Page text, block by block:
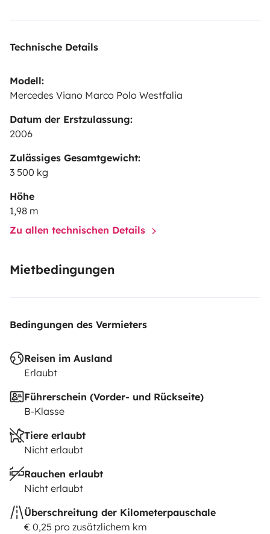
Technische Details
Modell:
Mercedes Viano Marco Polo Westfalia
Datum der Erstzulassung:
2006
Zulässiges Gesamtgewicht:
3 500 kg
Höhe
1,98 m
Zu allen technischen Details
Mietbedingungen
Bedingungen des Vermieters
Reisen im Ausland
Erlaubt
Führerschein (Vorder- und Rückseite)
B-Klasse
Tiere erlaubt
Nicht erlaubt
Rauchen erlaubt
Nicht erlaubt
Überschreitung der Kilometerpauschale
€ 0,25 pro zusätzlichem km